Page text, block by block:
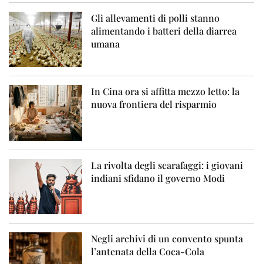
Gli allevamenti di polli stanno
alimentando i batteri della diarrea
umana
In Cina ora si affitta mezzo letto: la
nuova frontiera del risparmio
La rivolta degli scarafaggi: i giovani
indiani sfidano il governo Modi
Negli archivi di un convento spunta
l’antenata della Coca-Cola